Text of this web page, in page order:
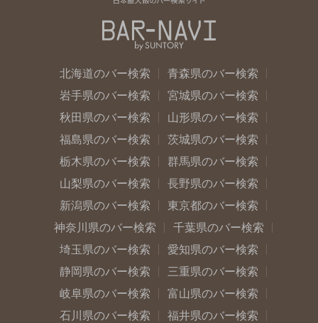
北海道のバー検索
青森県のバー検索
岩手県のバー検索
宮城県のバー検索
秋田県のバー検索
山形県のバー検索
福島県のバー検索
茨城県のバー検索
栃木県のバー検索
群馬県のバー検索
山梨県のバー検索
長野県のバー検索
新潟県のバー検索
東京都のバー検索
神奈川県のバー検索
千葉県のバー検索
埼玉県のバー検索
愛知県のバー検索
静岡県のバー検索
三重県のバー検索
岐阜県のバー検索
富山県のバー検索
石川県のバー検索
福井県のバー検索